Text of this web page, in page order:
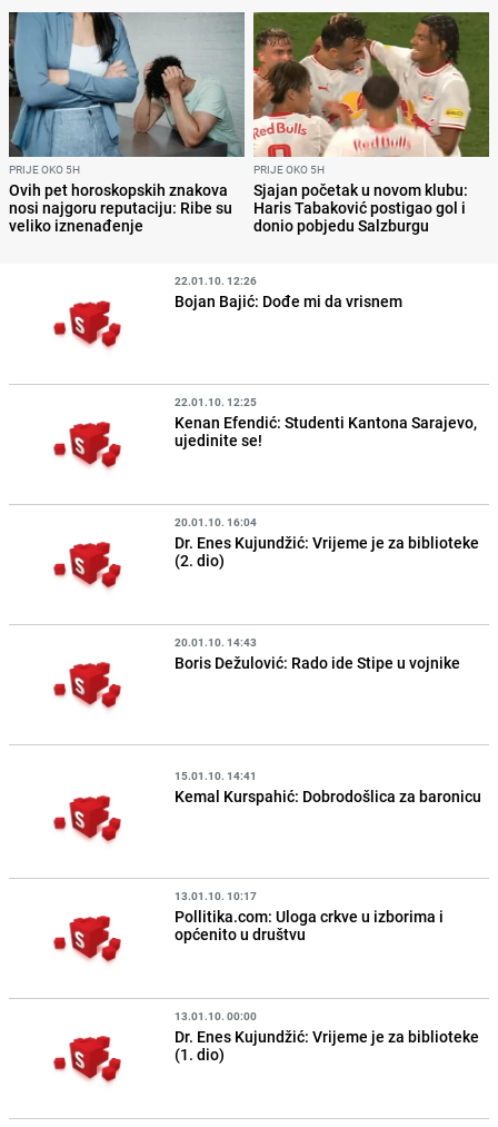
PRIJE OKO 5H
Ovih pet horoskopskih znakova
nosi najgoru reputaciju: Ribe su
veliko iznenađenje
PRIJE OKO 5H
Sjajan početak u novom klubu:
Haris Tabaković postigao gol i
donio pobjedu Salzburgu
22.01.10. 12:26
Bojan Bajić: Dođe mi da vrisnem
22.01.10. 12:25
Kenan Efendić: Studenti Kantona Sarajevo,
ujedinite se!
20.01.10. 16:04
Dr. Enes Kujundžić: Vrijeme je za biblioteke
(2. dio)
20.01.10. 14:43
Boris Dežulović: Rado ide Stipe u vojnike
15.01.10. 14:41
Kemal Kurspahić: Dobrodošlica za baronicu
13.01.10. 10:17
Pollitika.com: Uloga crkve u izborima i
općenito u društvu
13.01.10. 00:00
Dr. Enes Kujundžić: Vrijeme je za biblioteke
(1. dio)